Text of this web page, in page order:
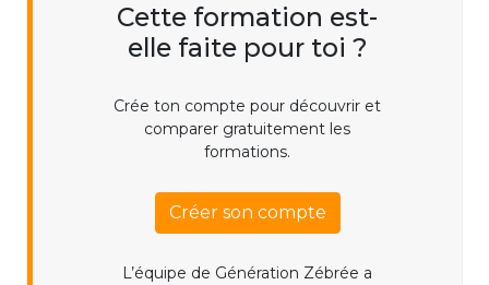
Cette formation est-
elle faite pour toi ?
Crée ton compte pour découvrir et
comparer gratuitement les
formations.
Créer son compte
L’équipe de Génération Zébrée a